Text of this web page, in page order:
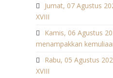
Jumat, 07 Agustus
XVIII
Kamis, 06 Agustus
menampakkan
Rabu, 05 Agustus
XVIII